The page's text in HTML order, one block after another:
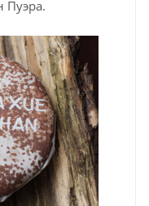
Пуэра.